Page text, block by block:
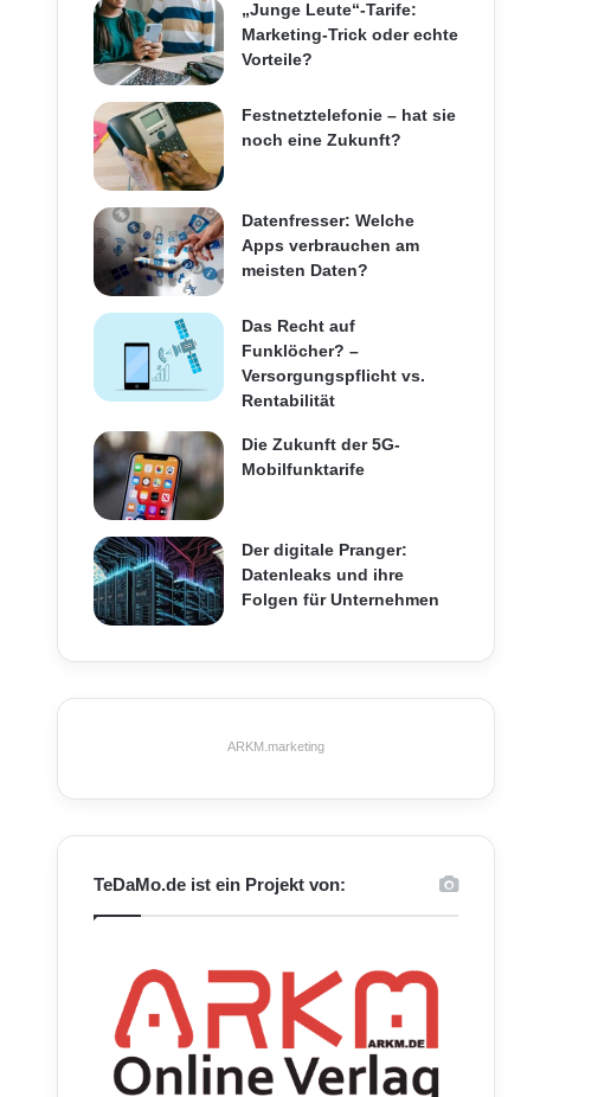
„Junge Leute“-Tarife:
Marketing-Trick oder echte
Vorteile?
Festnetztelefonie – hat sie
noch eine Zukunft?
Datenfresser: Welche
Apps verbrauchen am
meisten Daten?
Das Recht auf
Funklöcher? –
Versorgungspflicht vs.
Rentabilität
Die Zukunft der 5G-
Mobilfunktarife
Der digitale Pranger:
Datenleaks und ihre
Folgen für Unternehmen
ARKM.marketing
TeDaMo.de ist ein Projekt von: